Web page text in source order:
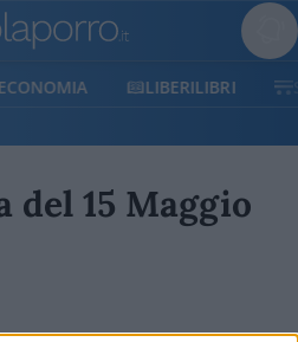
ECONOMIA LIBERILIBRI
del 15 Maggio